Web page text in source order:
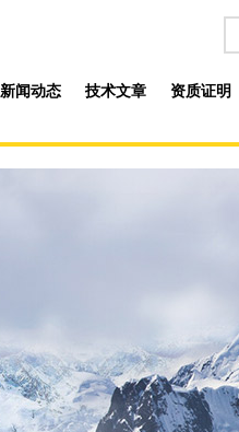
新闻动态 技术文章 资质证明